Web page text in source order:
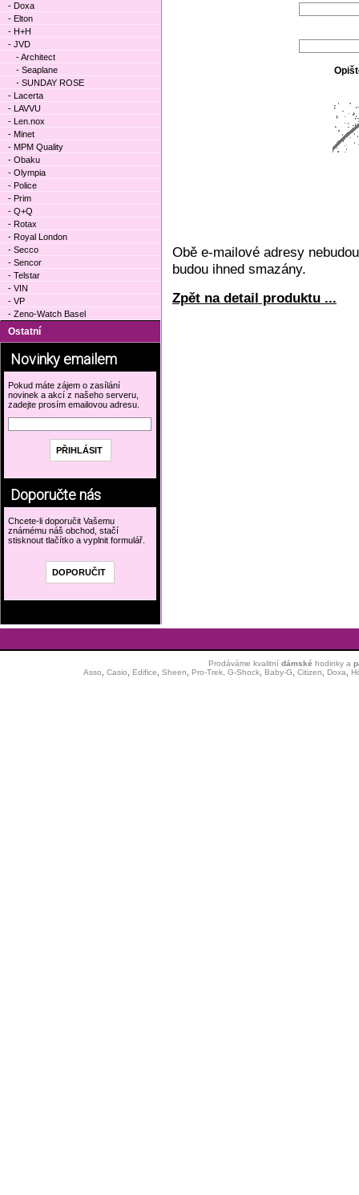
Obě e-mailové adresy
budou ihned smazány.
Zpět na detail produktu ...
- Doxa
- Elton
- H+H
- JVD
- Architect
- Seaplane
- SUNDAY ROSE
- Lacerta
- LAVVU
- Len.nox
- Minet
- MPM Quality
- Obaku
- Olympia
- Police
- Prim
- Q+Q
- Rotax
- Royal London
- Secco
- Sencor
- Telstar
- VIN
- VP
- Zeno-Watch Basel
Ostatní
Novinky emailem
Pokud máte zájem o zasílání
novinek a akcí z našeho serveru,
zadejte prosím emailovou adresu.
Doporučte nás
Chcete-li doporučit Vašemu
známému náš obchod, stačí
stisknout tlačítko a vyplnit formulář.
Prodáváme kvalitní dámské hodinkya
Asso
Casio Edifice Sheen Pro-Trek, G-Shock, Baby-G Citizen Doxa